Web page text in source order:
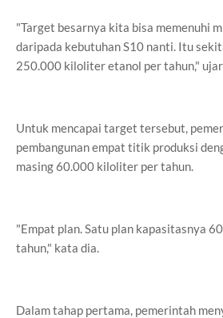
"Target besarnya kita bisa memenuhi
daripada kebutuhan S10 nanti. Itu
250.000 kiloliter etanol per tahun,"
Untuk mencapai target tersebut,
pembangunan empat titik produksi
masing 60.000 kiloliter per tahun.
"Empat plan. Satu plan kapasitasnya
tahun," kata dia.
Dalam tahap pertama, pemerintah